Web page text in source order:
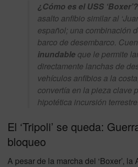
¿Cómo es el USS ‘Boxer’?
asalto anfibio similar al
español; una combinación
barco de desembarco.
inundableque le permite
directamente lanchas de
vehículos anfibios a la
convertía en la pieza clave
hipotética incursión terrestre.
El ‘Tripoli’ se queda:
bloqueo
A pesar de la marcha del ‘Boxer’, la